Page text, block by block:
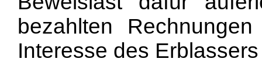
bezahlten
Interesse des